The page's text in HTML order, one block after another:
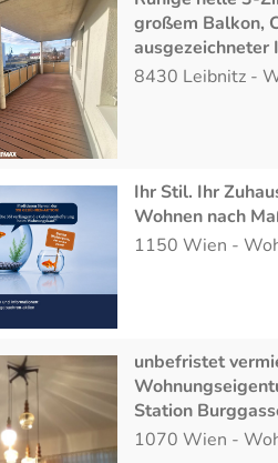
großem Balkon,
8430 Leibnitz -
Ihr Stil. Ihr
Wohnen nach
1150 Wien -
unbefristet
Station
1070 Wien -